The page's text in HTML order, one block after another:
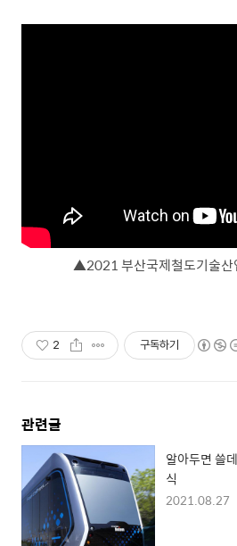
▲2021 부산국제철도기술산
2 구독하기
관련글
알아두면 쓸
식
2021.08.27